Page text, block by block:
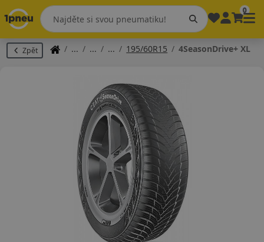
0
Zpět 195/60R15 4SeasonDrive+ XL